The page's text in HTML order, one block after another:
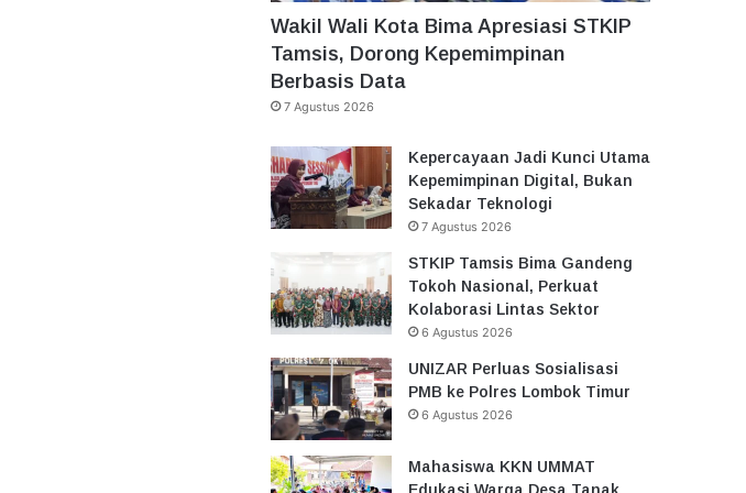
Wakil Wali Kota Bima Apresiasi STKIP
Tamsis, Dorong Kepemimpinan
Berbasis Data
7 Agustus 2026
Kepercayaan Jadi Kunci Utama
Kepemimpinan Digital, Bukan
Sekadar Teknologi
7 Agustus 2026
STKIP Tamsis Bima Gandeng
Tokoh Nasional, Perkuat
Kolaborasi Lintas Sektor
6 Agustus 2026
UNIZAR Perluas Sosialisasi
PMB ke Polres Lombok Timur
6 Agustus 2026
Mahasiswa KKN UMMAT
Edukasi Warga Desa Tanak